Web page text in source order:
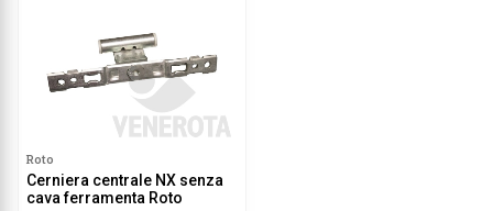
Roto
Cerniera centrale NX senza
cava ferramenta Roto